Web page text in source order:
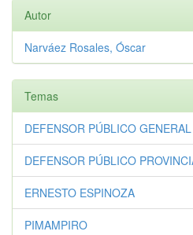
Autor
Narváez Rosales, Óscar
Temas
DEFENSOR PÚBLICO
DEFENSOR PÚBLICO
ERNESTO ESPINOZA
PIMAMPIRO